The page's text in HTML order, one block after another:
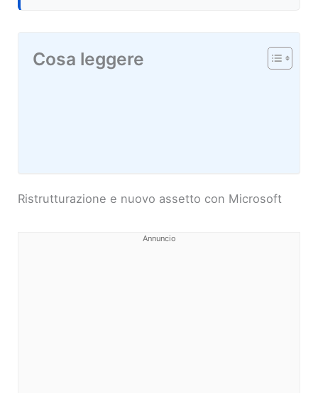
Cosa leggere
Ristrutturazione e nuovo assetto con Microsoft
Annuncio